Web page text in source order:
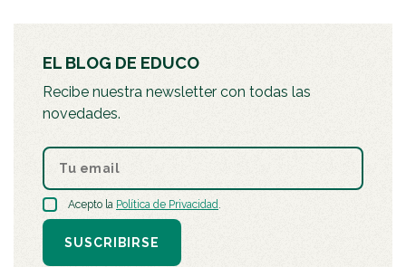
EL BLOG DE EDUCO
Recibe nuestra newsletter con todas las
novedades.
Acepto la Política de Privacidad.
SUSCRIBIRSE